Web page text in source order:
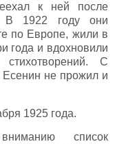
к ней после
В 1922 году они
по Европе, жили в
года и вдохновили
С
не прожил и
1925 года.
список